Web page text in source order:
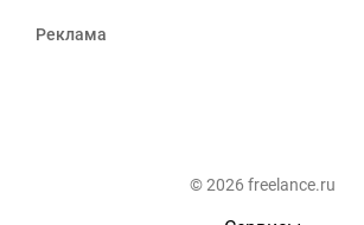
Реклама
© 2026 freelance.ru